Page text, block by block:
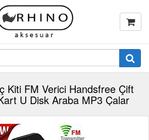
Kiti FM Verici Handsfree Çift
U Disk Araba MP3 Çalar